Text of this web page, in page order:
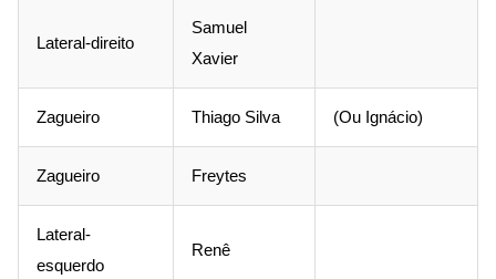
Lateral-direito
Samuel
Xavier
Zagueiro Thiago Silva (Ou Ignácio)
Zagueiro Freytes
Lateral-
esquerdo
Renê